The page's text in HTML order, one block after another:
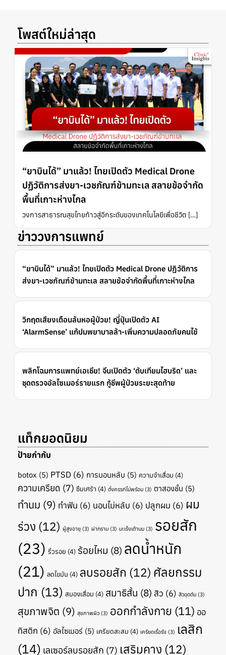
โพสต์ใหม่ล่าสุด
“ยาบินได้” มาแล้ว! ไทยเปิดตัว Medical Drone
ปฏิวัติการส่งยา-เวชภัณฑ์ข้ามทะเล สลายข้อจำกัด
พื้นที่เกาะห่างไกล
วงการสาธารณสุขไทยก้าวสู่อีกระดับของเทคโนโลยีเพื่อชีวิต […]
ข่าววงการแพทย์
“ยาบินได้” มาแล้ว! ไทยเปิดตัว Medical Drone ปฏิวัติการ
ส่งยา-เวชภัณฑ์ข้ามทะเล สลายข้อจำกัดพื้นที่เกาะห่างไกล
วิกฤตเสียงเตือนล้นหอผู้ป่วย! ญี่ปุ่นเปิดตัว AI
‘AlarmSense’ แก้ปมพยาบาลล้า-เพิ่มความปลอดภัยคนไข้
พลิกโฉมการแพทย์เอเชีย! จีนเปิดตัว ‘ตับเทียมไฮบริด’ และ
ชุดตรวจอัลไซเมอร์รายแรก กู้ชีพผู้ป่วยระยะสุดท้าย
แท็กยอดนิยม
ป้ายกำกับ
botox (5) PTSD (6) การนอนหลับ (5) ความจำเสื่อม (4)
ความเครียด (7) ซึมเศร้า (4) ตั้งครรภ์ไม่พร้อม (3) ตาสองชั้น (5)
ทำนม (9) ทำฟัน (6) นอนไม่หลับ (6) ปลูกผม (6) ผม
ร่วง (12) ผู้สูงอายุ (3) ผ่ากราม (3) มะเร็งเต้านม (3) รอยสัก
(23) ริ้วรอย (4) ร้อยไหม (8) ลดน้ำหนัก
(21) ลดไขมัน (4) ลบรอยสัก (12) ศัลยกรรม
ปาก (13) สมองเสื่อม (4) สมาธิสั้น (8) สิว (6) สิวอุดตัน (3)
สุขภาพจิต (9) สุขภาพผิว (3) ออกกำลังกาย (11) ออ
ทิสติก (6) อัลไซเมอร์ (5) เครียดสะสม (4) เครียดเรื้อรัง (3) เลสิก
(14) เลเซอร์ลบรอยสัก (7) เสริมคาง (12)